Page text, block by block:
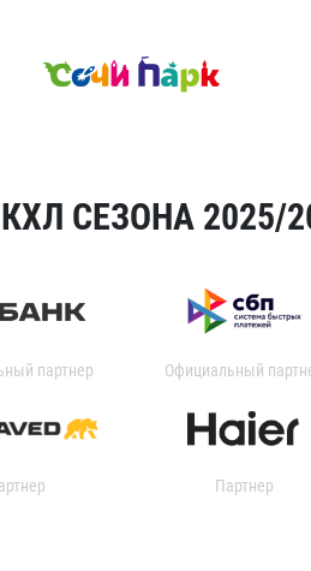
СЕЗОНА 2025/
партнер Официальный
Партнер